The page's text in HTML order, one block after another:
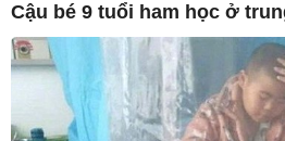
cậu bé 9 tuổi ham học ở